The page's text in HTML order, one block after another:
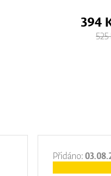
394
525
Přidáno: